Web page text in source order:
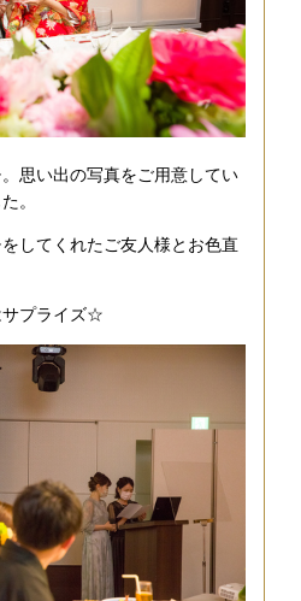
思い出の写真をご用意してい
。
してくれたご友人様とお色直
サプライズ☆